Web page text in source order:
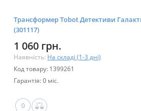
Трансформер Tobot Детективи
(301117)
1 060 грн.
Наявність: На складі (1-3 дні)
Код товару: 1399261
Гарантія: 0 міс.
0